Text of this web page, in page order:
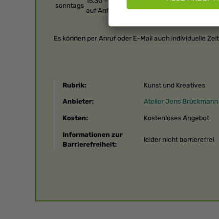
sonntags
auf Anfrage
Es können per Anruf oder E-Mail auch individuelle
Rubrik: Kunst und Kreatives
Anbieter: Atelier Jens Brückmann
Kosten: Kostenloses Angebot
Informationen zur
Barrierefreiheit:
leider nicht barrierefrei